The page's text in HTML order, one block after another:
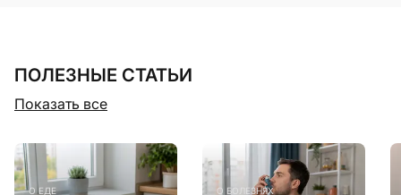
ПОЛЕЗНЫЕ СТАТЬИ
Показать все
О ЕДЕ О БОЛЕЗНЯХ